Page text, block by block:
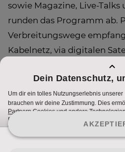
sowie Magazine, Live-Talks
runden das Programm ab.
Verbreitungswege
Kabelnetz, via digitalen
Alle
Das gibt's nur hier. PULS 4